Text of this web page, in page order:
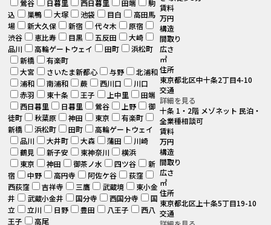
鶯谷
日暮里 西日暮里 田端
駒
込
巣鴨 大塚 池袋 目白
高田馬
場
新大久保 新宿 代々木
原宿
渋谷
恵比寿 目黒 五反田
大崎
品川
高輪ゲートウェイ 田町
浜松町
新橋
有楽町
大宮
さいたま新都心 与野
北浦和
浦和
南浦和 蕨 西川口
川口
赤羽
東十条 王子 上中里
田端
西日暮里
日暮里 鶯谷 上野
御
徒町
秋葉原 神田 東京
有楽町
新橋
浜松町 田町
高輪ゲートウェイ
品川
大井町 大森 蒲田
川崎
鶴見
新子安 東神奈川
横浜
東京
神田 御茶ノ水 四ツ谷
新
宿
中野 高円寺 阿佐ケ谷
荻窪
西荻窪
吉祥寺 三鷹 武蔵境
東小金
井
武蔵小金井 国分寺 西国分寺
国
立
立川 日野 豊田 八王子
西八
王子
高尾
賃料
万円
構造
間取り
広さ
㎡
住所
東京都北区中十条2丁目4-10
交通
詳細を見る
十条 1・2階 メゾネット 民泊・
全業種相談可
賃料
万円
構造
間取り
広さ
㎡
住所
東京都北区上十条5丁目19-10
交通